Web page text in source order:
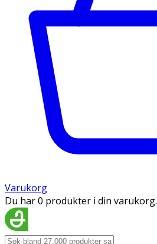
Varukorg
Du har 0 produkter i din varukorg.